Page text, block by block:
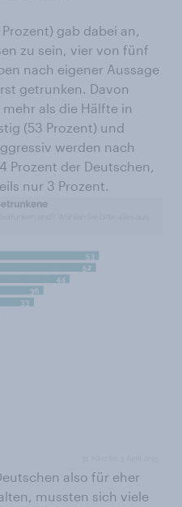
gab dabei an,
zu sein, vier von fünf
nach eigener Aussage
getrunken. Davon
als die Hälfte in
(53 Prozent) und
werden nach
Prozent der Deutschen,
nur 3 Prozent.
also für eher
mussten sich viele